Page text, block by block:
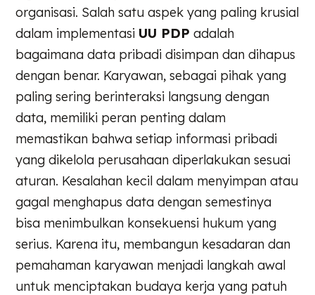
organisasi. Salah satu aspek yang paling krusial
dalam implementasi UU PDP adalah
bagaimana data pribadi disimpan dan dihapus
dengan benar. Karyawan, sebagai pihak yang
paling sering berinteraksi langsung dengan
data, memiliki peran penting dalam
memastikan bahwa setiap informasi pribadi
yang dikelola perusahaan diperlakukan sesuai
aturan. Kesalahan kecil dalam menyimpan atau
gagal menghapus data dengan semestinya
bisa menimbulkan konsekuensi hukum yang
serius. Karena itu, membangun kesadaran dan
pemahaman karyawan menjadi langkah awal
untuk menciptakan budaya kerja yang patuh